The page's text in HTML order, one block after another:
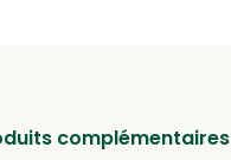
complémentaires